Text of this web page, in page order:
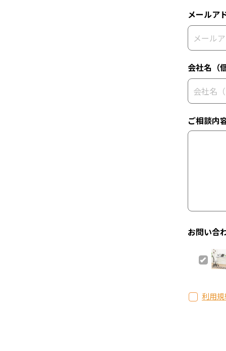
メールア
会社名（
ご相談内
お問い合
利用